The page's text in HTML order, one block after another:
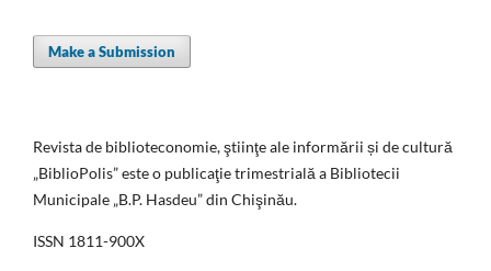
Make a Submission
Revista de biblioteconomie, ştiinţe ale informării și de cultură
„BiblioPolis” este o publicaţie trimestrială a Bibliotecii
Municipale „B.P. Hasdeu” din Chişinău.
ISSN 1811-900X